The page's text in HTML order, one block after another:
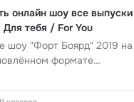
онлайн шоу все выпуски
тебя / For You
шоу "Форт Боярд" 2019 на
формате
уже в седь...